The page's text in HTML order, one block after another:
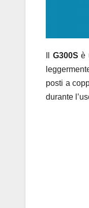
G300S è
posti a
durante